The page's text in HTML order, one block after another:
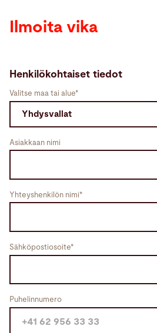
Uutiset
Yritys
Ilmoita vika
Henkilökohtaiset tiedot
Valitse maa tai alue*
Asiakkaan nimi
Yhteyshenkilön nimi*
Sähköpostiosoite*
Puhelinnumero